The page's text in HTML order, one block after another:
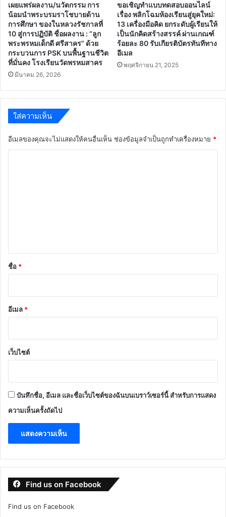
เผยแพร่ผลงาน/นวัตกรรม การ
น้อมนำพระบรมราโชบายด้าน
การศึกษา ของในหลวงรัชกาลที่
10 สู่การปฏิบัติ ชื่อผลงาน : “ลูก
พระพรหมเด็กดี ศรีสาคร” ด้วย
กระบวนการ PSK บนพื้นฐานชีวิต
ที่มั่นคง โรงเรียนวัดพรหมสาคร
มีนาคม 26, 2026
ขอเชิญทำแบบทดสอบออนไลน์
เรื่อง พลิกโฉมห้องเรียนสู่ยุคใหม่:
13 เครื่องมือคิด ยกระดับผู้เรียนให้
เป็นนักคิดสร้างสรรค์ ผ่านเกณฑ์
ร้อยละ 80 รับเกียรติบัตรทันทีทาง
อีเมล
พฤศจิกายน 21, 2025
ใส่ความเห็น
อีเมลของคุณจะไม่แสดงให้คนอื่นเห็น ช่องข้อมูลจำเป็นถูกทำเครื่องหมาย *
*
ชื่อ *
อีเมล *
เว็บไซต์
บันทึกชื่อ, อีเมล และชื่อเว็บไซต์ของฉันบนเบราว์เซอร์นี้ สำหรับการแสดง
ความเห็นครั้งถัดไป
Find us on Facebook
Find us on Facebook